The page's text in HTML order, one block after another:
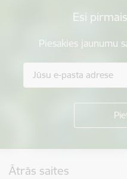
Esi
Piesakies jaunumu
Ātrās saites